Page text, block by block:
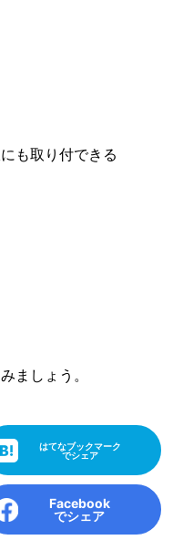
も取り付できる
ましょう。
はてなブックマーク
でシェア
Facebook
でシェア